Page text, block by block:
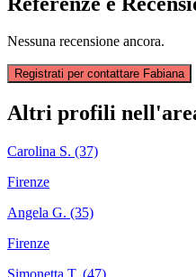
Nessuna recensione ancora.
Registrati per contattare Fabiana
Altri profili
Carolina S. (37)
Firenze
Angela G. (35)
Firenze